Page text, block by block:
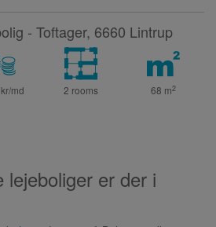
- Toftager, 6660 Lintrup
md 2 rooms 68 m2
er der i